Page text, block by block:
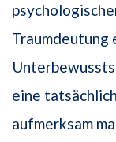
Traumdeutung
eine
aufmerksam